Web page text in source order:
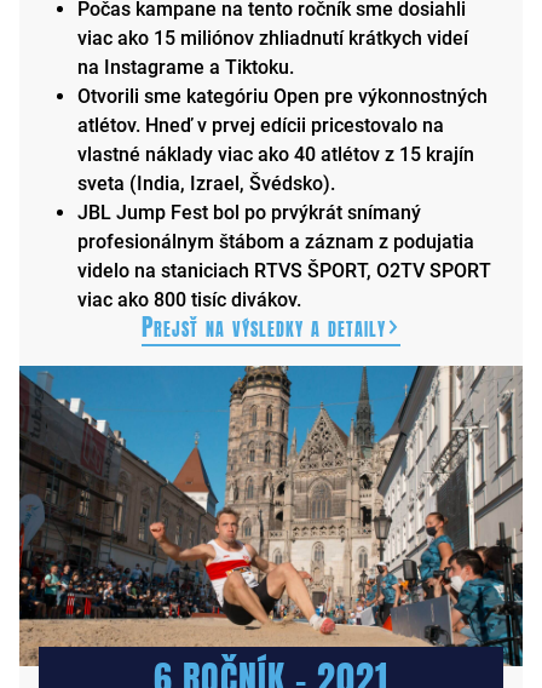
Počas kampane na tento ročník sme dosiahli
viac ako 15 miliónov zhliadnutí krátkych videí
na Instagrame a Tiktoku.
Otvorili sme kategóriu Open pre výkonnostných
atlétov. Hneď v prvej edícii pricestovalo na
vlastné náklady viac ako 40 atlétov z 15 krajín
sveta (India, Izrael, Švédsko).
JBL Jump Fest bol po prvýkrát snímaný
profesionálnym štábom a záznam z podujatia
videlo na staniciach RTVS ŠPORT, O2TV SPORT
viac ako 800 tisíc divákov.
Prejsť na výsledky a detaily